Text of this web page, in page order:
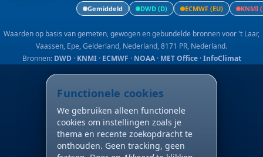
Gemiddeld DWD (D) ECMWF (EU) KNMI
Waarden op basis van gemeten, gewogen en gebundelde bronnen voor 't Laar,
Vaassen, Epe, Gelderland, Nederland, 8171 PR, Nederland.
Bronnen: DWD· KNMI· ECMWF · NOAA· MET Office·InfoClimat
Functionele cookies
We gebruiken alleen functionele
cookies om instellingen zoals je
thema en recente zoekopdracht te
onthouden. Geen tracking, geen